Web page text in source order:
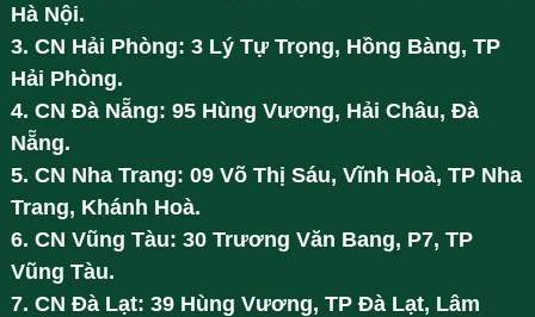
Hà Nội.
3. CN Hải Phòng: 3 Lý Tự Trọng, Hồng Bàng, TP
Hải Phòng.
4. CN Đà Nẵng: 95 Hùng Vương, Hải Châu, Đà
Nẵng.
5. CN Nha Trang: 09 Võ Thị Sáu, Vĩnh Hoà, TP Nha
Trang, Khánh Hoà.
6. CN Vũng Tàu: 30 Trương Văn Bang, P7, TP
Vũng Tàu.
7. CN Đà Lạt: 39 Hùng Vương, TP Đà Lạt, Lâm